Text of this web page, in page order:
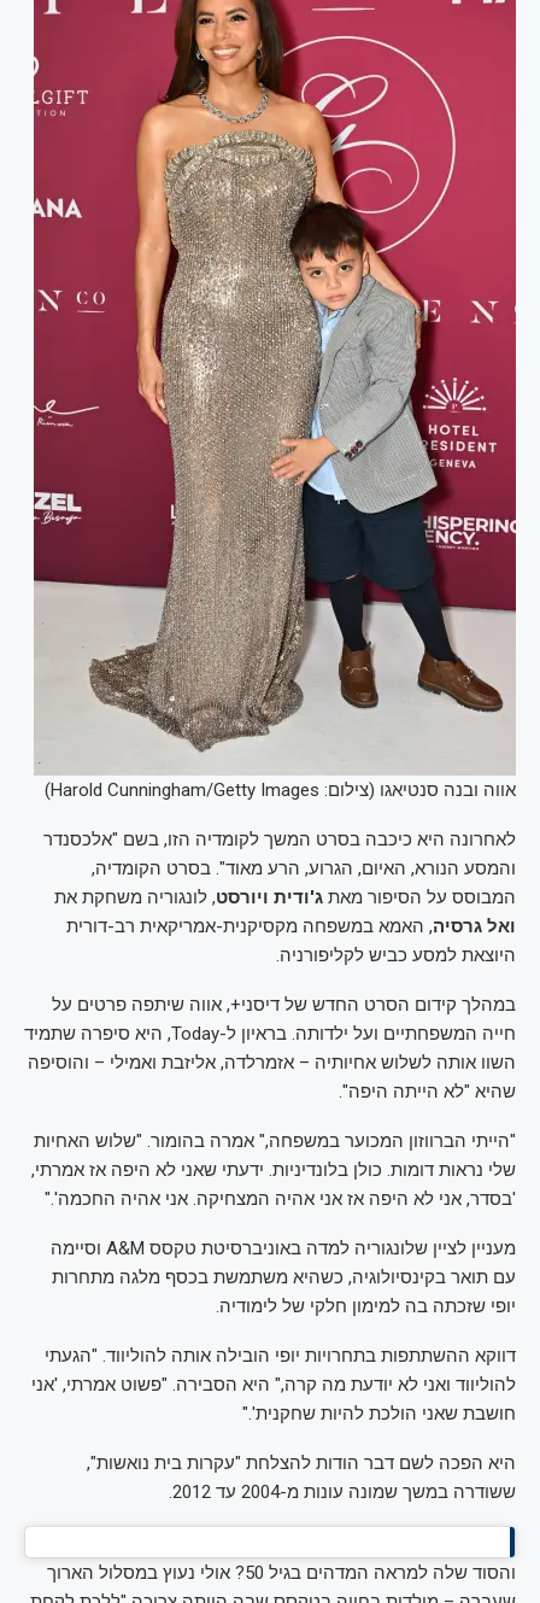
אווה ובנה סנטיאגו (צילום: Harold Cunningham/Getty Images)
לאחרונה היא כיכבה בסרט המשך לקומדיה הזו, בשם "אלכסנדר
והמסע הנורא, האיום, הגרוע, הרע מאוד". בסרט הקומדיה,
המבוסס על הסיפור מאת ג'ודית ויורסט, לונגוריה משחקת את
ואל גרסיה, האמא במשפחה מקסיקנית-אמריקאית רב-דורית
היוצאת למסע כביש לקליפורניה.
במהלך קידום הסרט החדש של דיסני+, אווה שיתפה פרטים על
חייה המשפחתיים ועל ילדותה. בראיון ל-Today, היא סיפרה שתמיד
השוו אותה לשלוש אחיותיה – אזמרלדה, אליזבת ואמילי – והוסיפה
שהיא "לא הייתה היפה".
"הייתי הברווזון המכוער במשפחה," אמרה בהומור. "שלוש האחיות
שלי נראות דומות. כולן בלונדיניות. ידעתי שאני לא היפה אז אמרתי,
'בסדר, אני לא היפה אז אני אהיה המצחיקה. אני אהיה החכמה'."
מעניין לציין שלונגוריה למדה באוניברסיטת טקסס A&M וסיימה
עם תואר בקינסיולוגיה, כשהיא משתמשת בכסף מלגה מתחרות
יופי שזכתה בה למימון חלקי של לימודיה.
דווקא ההשתתפות בתחרויות יופי הובילה אותה להוליווד. "הגעתי
להוליווד ואני לא יודעת מה קרה," היא הסבירה. "פשוט אמרתי, 'אני
חושבת שאני הולכת להיות שחקנית'."
היא הפכה לשם דבר הודות להצלחת "עקרות בית נואשות",
ששודרה במשך שמונה עונות מ-2004 עד 2012.
והסוד שלה למראה המדהים בגיל 50? אולי נעוץ במסלול הארוך